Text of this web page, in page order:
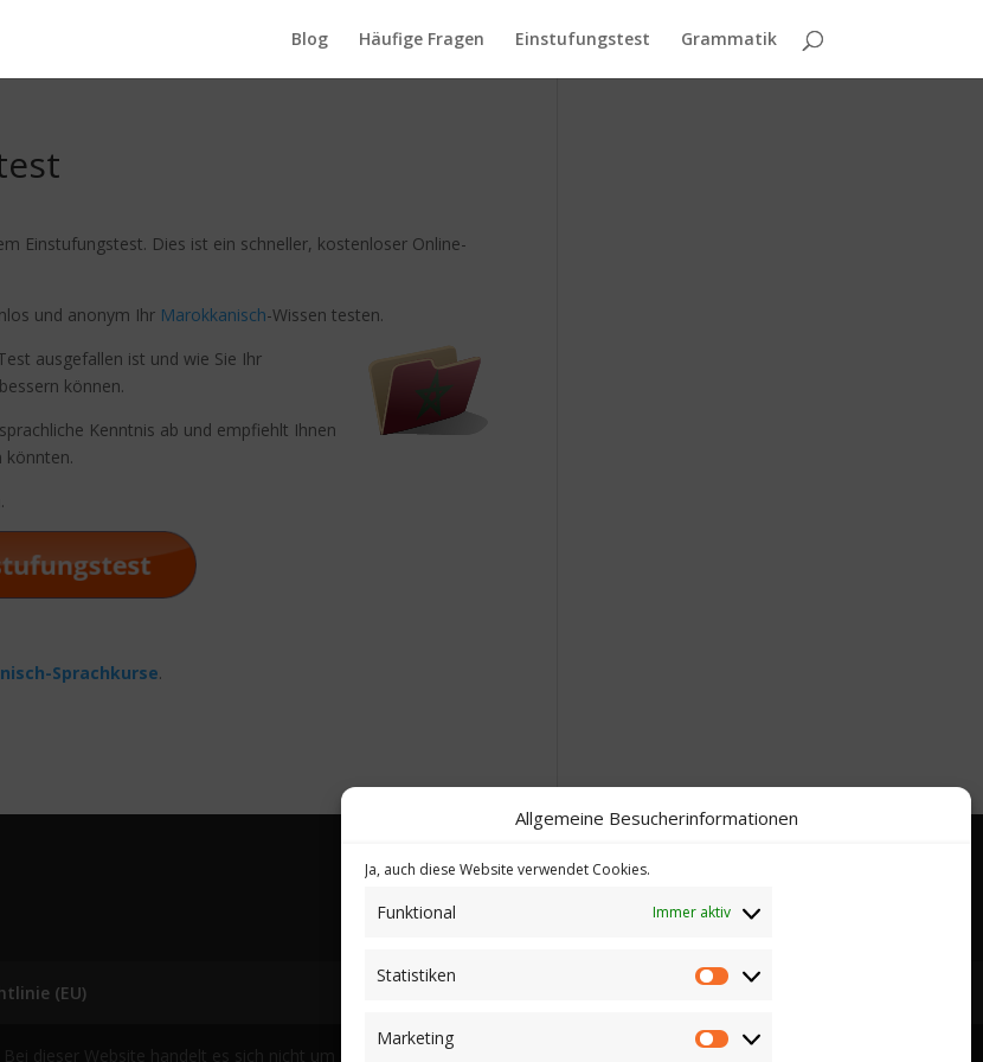
Allgemeine Besucherinformationen
Ja, auch diese Website verwendet Cookies.
Funktional Immer aktiv
Statistiken
Statistiken
Marketing
Marketing
Blog Häufige Fragen Einstufungstest Grammatik
Einstufungstest. Dies ist ein schneller, kostenloser Online-
und anonym Ihr Marokkanisch-Wissen testen.
ausgefallen ist und wie Sie Ihr
können.
Kenntnis ab und empfiehlt Ihnen
könnten.
Sprachkurse.
(EU)
dieser Website handelt es sich nicht um einen Online-Shop. Sie können hier keine Kaufverträge über die